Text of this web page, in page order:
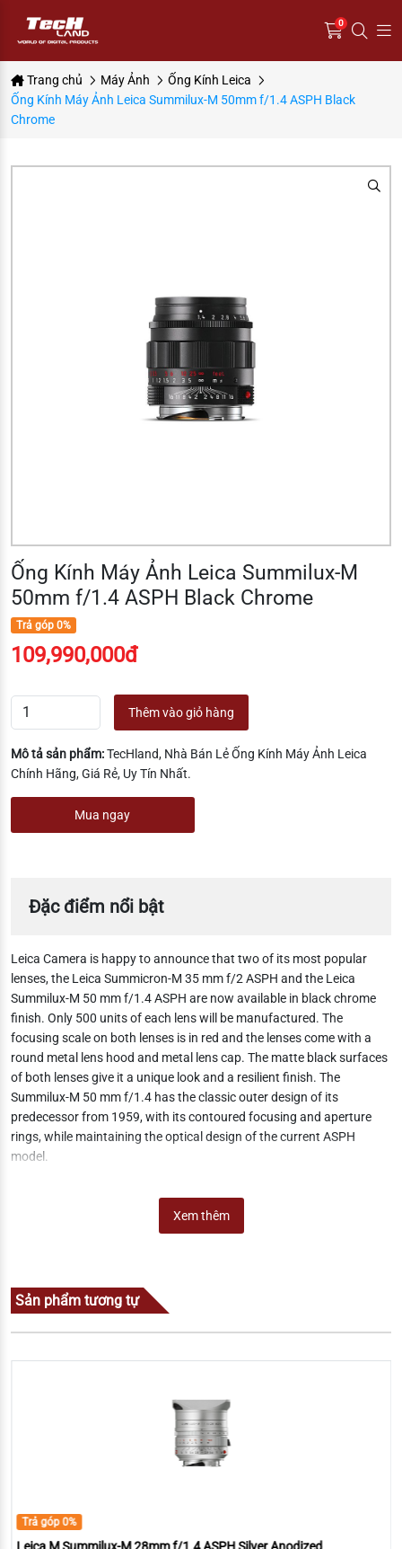
0
Trang chủ Máy Ảnh
Ống Kính Leica
Ống Kính Máy Ảnh Leica Summilux-M 50mm f/1.4 ASPH Black
Chrome
Ống Kính Máy Ảnh Leica Summilux-M
50mm f/1.4 ASPH Black Chrome
Trả góp 0%
109,990,000đ
Thêm vào giỏ hàng
Mô tả sản phẩm:TecHland, Nhà Bán Lẻ Ống Kính Máy Ảnh Leica
Chính Hãng, Giá Rẻ, Uy Tín Nhất.
Mua ngay
Đặc điểm nổi bật
Leica Camera is happy to announce that two of its most popular
lenses, the Leica Summicron-M 35 mm f/2 ASPH and the Leica
Summilux-M 50 mm f/1.4 ASPH are now available in black chrome
finish. Only 500 units of each lens will be manufactured. The
focusing scale on both lenses is in red and the lenses come with a
round metal lens hood and metal lens cap. The matte black surfaces
of both lenses give it a unique look and a resilient finish. The
Summilux-M 50 mm f/1.4 has the classic outer design of its
predecessor from 1959, with its contoured focusing and aperture
rings, while maintaining the optical design of the current ASPH
model.
Xem thêm
Sản phẩm tương tự
Trả góp 0%